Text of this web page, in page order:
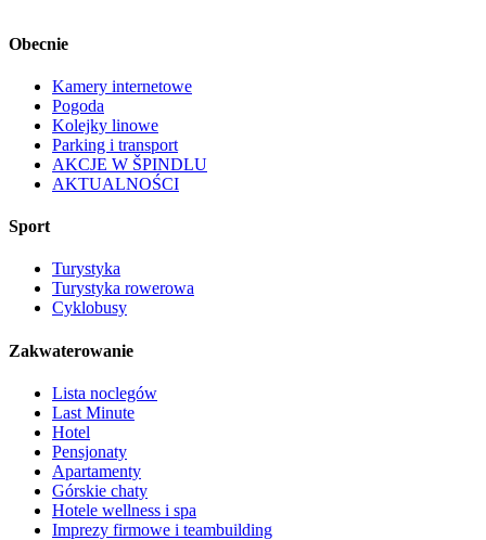
Obecnie
Kamery internetowe
Pogoda
Kolejky linowe
Parking i transport
AKCJE W ŠPINDLU
AKTUALNOŚCI
Sport
Turystyka
Turystyka rowerowa
Cyklobusy
Zakwaterowanie
Lista noclegów
Last Minute
Hotel
Pensjonaty
Apartamenty
Górskie chaty
Hotele wellness i spa
Imprezy firmowe i teambuilding